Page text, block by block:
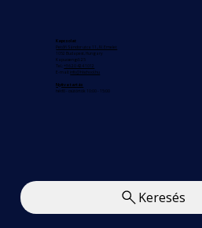
Kapcsolat
Petőfi Sándor utca 11., IV. Emelet
1052 Budapest, Hungary
Kapucsengő: 25
Tel.:
+36 20 424 1012
E-mail:
info@hlschool.hu
Nyitva tartás
hétfő - csütörtök 10:00 - 15:00
Keresés